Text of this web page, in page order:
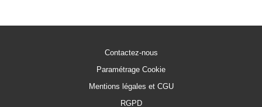
Contactez-nous
Paramétrage Cookie
Mentions légales et CGU
RGPD